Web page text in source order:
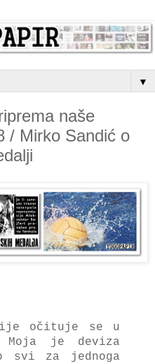
▼
naše
/ Mirko Sandić o
očituje se u
je deviza
svi za jednoga